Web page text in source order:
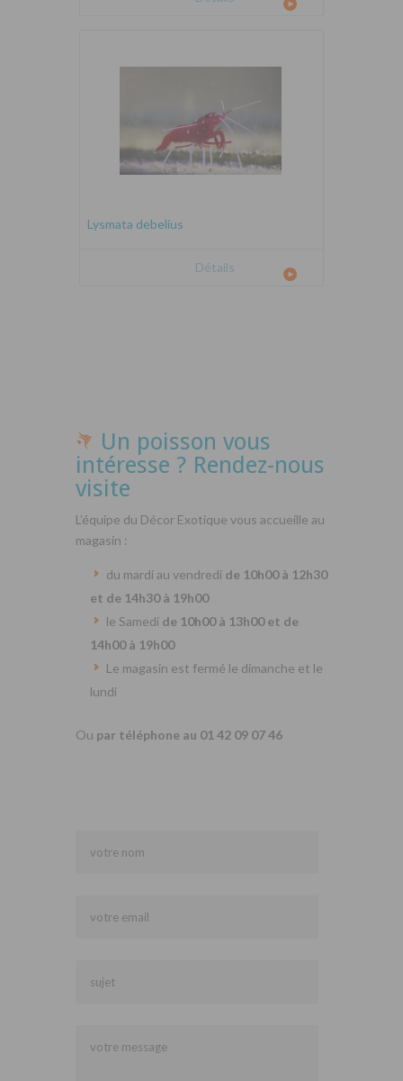
Lysmata debelius
Détails
Un poisson vous
intéresse ? Rendez-nous
visite
L’équipe du Décor Exotique vous accueille au
magasin :
du mardi au vendredi de 10h00 à 12h30
et de 14h30 à 19h00
le Samedi de 10h00 à 13h00 et de
14h00 à 19h00
Le magasin est fermé le dimanche et le
lundi
Ou par téléphone au 01 42 09 07 46